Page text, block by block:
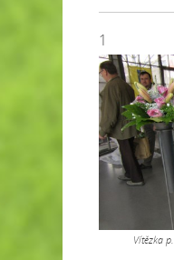
1
Vítězka